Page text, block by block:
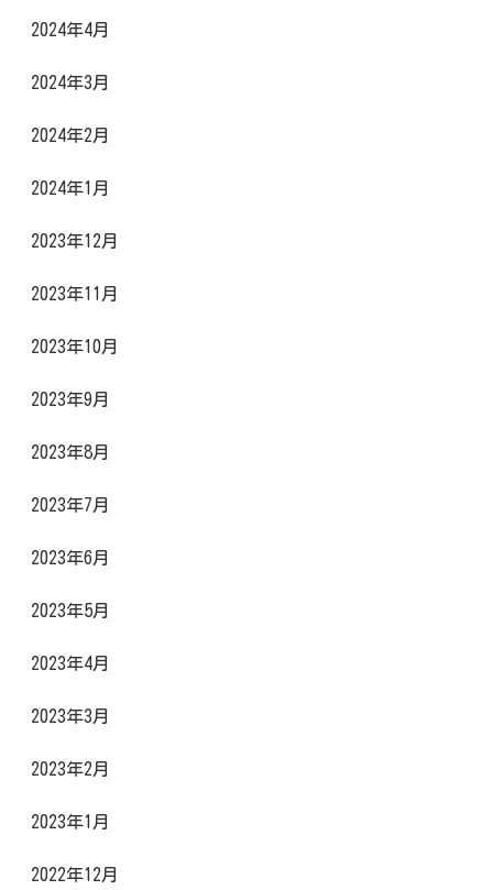
2024年4月
2024年3月
2024年2月
2024年1月
2023年12月
2023年11月
2023年10月
2023年9月
2023年8月
2023年7月
2023年6月
2023年5月
2023年4月
2023年3月
2023年2月
2023年1月
2022年12月